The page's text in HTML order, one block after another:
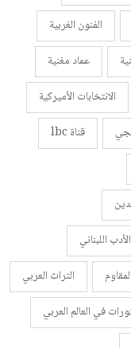
الفنون الغربية
عماد مغنية
الانتخابات الأميركية
قناة lbc
الأدب اللبناني
التراث العربي
في العالم العربي